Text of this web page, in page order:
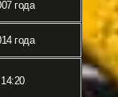
года
года